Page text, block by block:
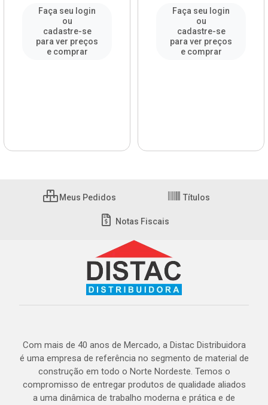
Faça seu login
ou
cadastre-se
para ver preços
e comprar
Faça seu login
ou
cadastre-se
para ver preços
e comprar
Meus Pedidos Títulos
Notas Fiscais
Com mais de 40 anos de Mercado, a Distac Distribuidora
é uma empresa de referência no segmento de material de
construção em todo o Norte Nordeste. Temos o
compromisso de entregar produtos de qualidade aliados
a uma dinâmica de trabalho moderna e prática e de